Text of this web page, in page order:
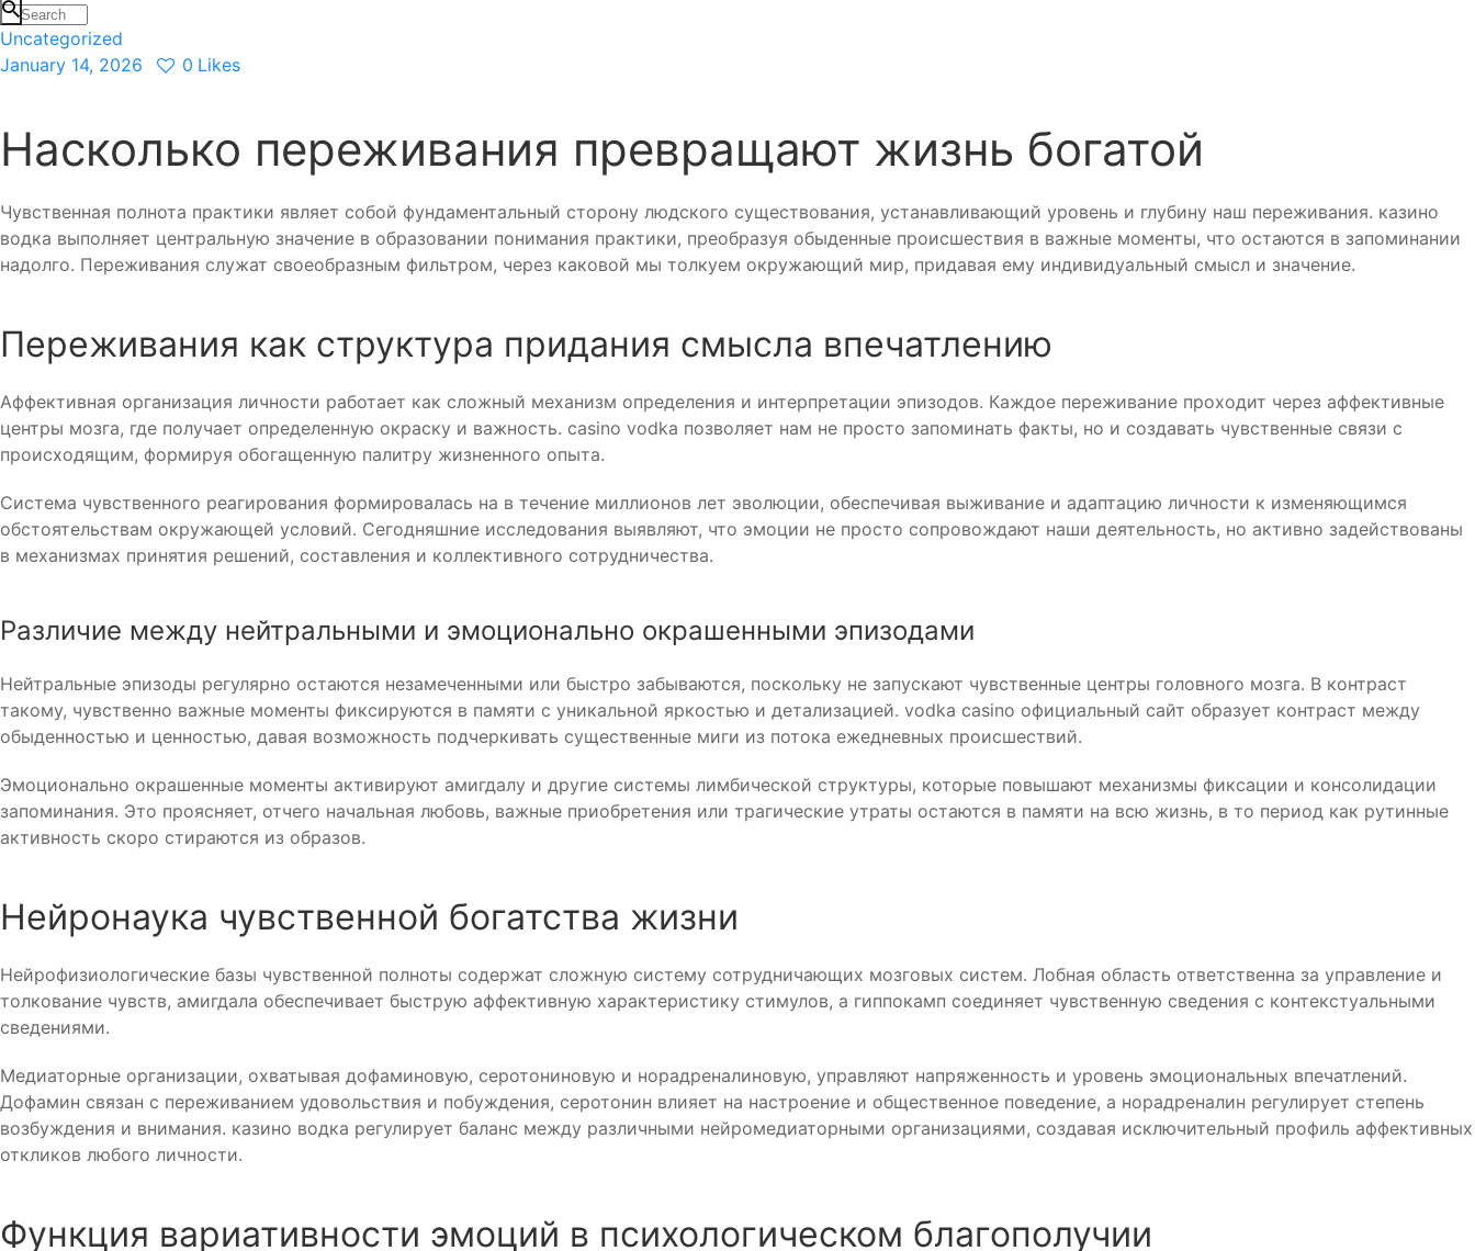
Uncategorized
January 14, 2026
0 Likes
Насколько переживания превращают жизнь богатой
Чувственная полнота практики являет собой фундаментальный сторону людского существования, устанавливающий уровень и глубину наш переживания. казино
водка выполняет центральную значение в образовании понимания практики, преобразуя обыденные происшествия в важные моменты, что остаются в запоминании
надолго. Переживания служат своеобразным фильтром, через каковой мы толкуем окружающий мир, придавая ему индивидуальный смысл и значение.
Переживания как структура придания смысла впечатлению
Аффективная организация личности работает как сложный механизм определения и интерпретации эпизодов. Каждое переживание проходит через аффективные
центры мозга, где получает определенную окраску и важность. casino vodka позволяет нам не просто запоминать факты, но и создавать чувственные связи с
происходящим, формируя обогащенную палитру жизненного опыта.
Система чувственного реагирования формировалась на в течение миллионов лет эволюции, обеспечивая выживание и адаптацию личности к изменяющимся
обстоятельствам окружающей условий. Сегодняшние исследования выявляют, что эмоции не просто сопровождают наши деятельность, но активно задействованы
в механизмах принятия решений, составления и коллективного сотрудничества.
Различие между нейтральными и эмоционально окрашенными эпизодами
Нейтральные эпизоды регулярно остаются незамеченными или быстро забываются, поскольку не запускают чувственные центры головного мозга. В контраст
такому, чувственно важные моменты фиксируются в памяти с уникальной яркостью и детализацией. vodka casino официальный сайт образует контраст между
обыденностью и ценностью, давая возможность подчеркивать существенные миги из потока ежедневных происшествий.
Эмоционально окрашенные моменты активируют амигдалу и другие системы лимбической структуры, которые повышают механизмы фиксации и консолидации
запоминания. Это проясняет, отчего начальная любовь, важные приобретения или трагические утраты остаются в памяти на всю жизнь, в то период как рутинные
активность скоро стираются из образов.
Нейронаука чувственной богатства жизни
Нейрофизиологические базы чувственной полноты содержат сложную систему сотрудничающих мозговых систем. Лобная область ответственна за управление и
толкование чувств, амигдала обеспечивает быструю аффективную характеристику стимулов, а гиппокамп соединяет чувственную сведения с контекстуальными
сведениями.
Медиаторные организации, охватывая дофаминовую, серотониновую и норадреналиновую, управляют напряженность и уровень эмоциональных впечатлений.
Дофамин связан с переживанием удовольствия и побуждения, серотонин влияет на настроение и общественное поведение, а норадреналин регулирует степень
возбуждения и внимания. казино водка регулирует баланс между различными нейромедиаторными организациями, создавая исключительный профиль аффективных
откликов любого личности.
Функция вариативности эмоций в психологическом благополучии